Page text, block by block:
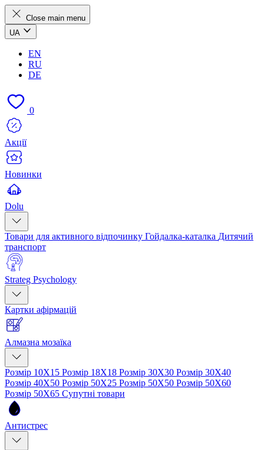
Close main menu
UA
EN
RU
DE
0
Акції
Новинки
Dolu
Товари для активного відпочинку Гойдалка-каталка Дитячий
транспорт
Strateg Psychology
Картки афірмацій
Алмазна мозаїка
Розмір 10Х15 Розмір 18Х18 Розмір 30Х30 Розмір 30Х40
Розмір 40Х50 Розмір 50Х25 Розмір 50Х50 Розмір 50Х60
Розмір 50Х65 Супутні товари
Антистрес